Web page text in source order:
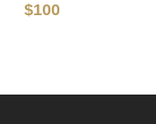
$100